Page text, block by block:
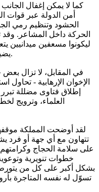
كما لا يمكن إغفال
أمن الدولة عبر قوات
الحشود وتنظيم رمي
الحركة داخل المشاعر.
ليكونوا مسعفين ميدانيين
يضيف بعدًا مهمًا للجاهزية الأمنية والصحية.
في المقابل، لا تزال
الإخوان الإرهابية -
إطلاق فتاوى مضللة
العلماء، وترويج
لقد أوضحت المملكة
تتهاون مع أي جهة أو فرد
على سلامة الحجاج
خطوات تنويرية
بشكل أكبر على كل من
تسوّل له نفسه المتاجرة